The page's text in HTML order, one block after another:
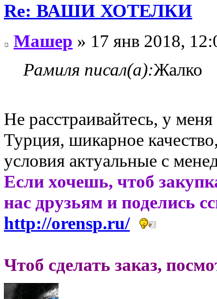
Re: ВАШИ ХОТЕЛКИ
Машер » 17 янв 2018,
Рамиля писал(а):Жалко
Не расстраивайтесь, у
Турция, шикарное
условия актуальные с
Если хочешь, чтоб
нас друзьям и поделись
http://orensp.ru/
Чтоб сделать заказ,